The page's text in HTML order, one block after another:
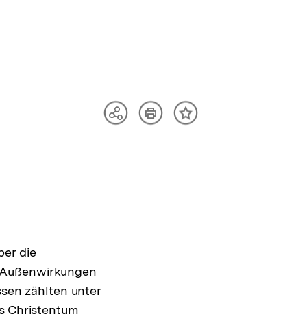
TeilenArtikelInhalt
die
zählten unter
Christentum